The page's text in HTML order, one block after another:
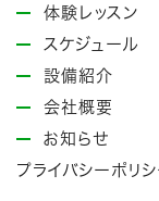
体験レッスン
スケジュール
設備紹介
会社概要
お知らせ
プライバシーポリ